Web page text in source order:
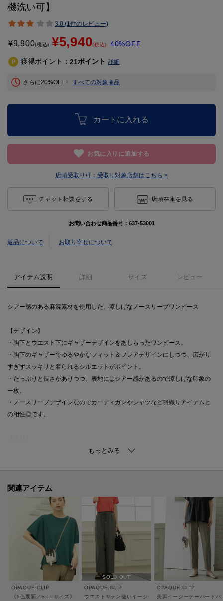
機洗い可】
3.0 (1件のレビュー)
¥9,900(税込) ¥5,940(税込) 40%OFF
獲得ポイント： 21ポイント 詳細
さらに20%OFF すべての対象商品
カートに入れる
お気に入りに追加する
店頭受取り可： 受取り対象店舗はこちら >
チャット相談をする 店頭在庫を見る
お問い合わせ商品番号： 637-53001
返品について お取り寄せについて
アイテム説明 詳細 サイズ レビュー
シアー感のある麻混素材を使用した、涼しげなノースリーブワンピース
【デザイン】
・胸下とウエスト下にギャザーデザインをあしらったワンピース。
・胸下のギャザーでゆるやかなフィット＆フレアデザインにしつつ、広がり
すぎずスッキリと着られるシルエットがポイント。
・たっぷりと長さがありつつ、表地にはシアー感があるので涼しげな印象の
一枚。
・ノースリーブデザインなのでカーディガンやシャツなど羽織りアイテムと
の相性◎です。
・マシンウォッシャブルなのでご家庭でお手入れが可能です。
・ポケットなし
・後ろファスナー
・裏地あり
※こちらの商品はやや透け感があります。
関連アイテム
OPAQUE.CLIP
《5色展開／S-LLサイズ》リラクシーメッシュニット【洗濯機洗い可】
SOLD OUT
OPAQUE.CLIP
ウエストサテン使いイージーワイドパンツ【洗濯機洗い
OPAQUE.CLIP
美脚イージーテーパード